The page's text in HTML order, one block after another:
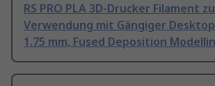
RS PRO PLA 3D-Drucker Filament
Verwendung mit Gängiger
1.75 mm, Fused Deposition